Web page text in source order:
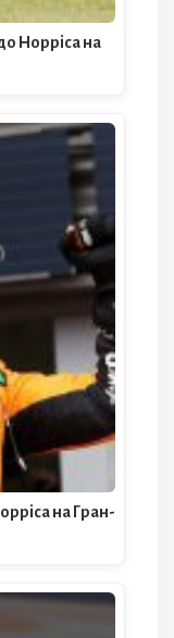
Норріса на
на Гран-